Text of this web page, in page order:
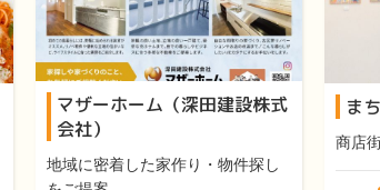
マザーホーム（深田建設株式
会社）
地域に密着した家作り・物件探し
ま
商店